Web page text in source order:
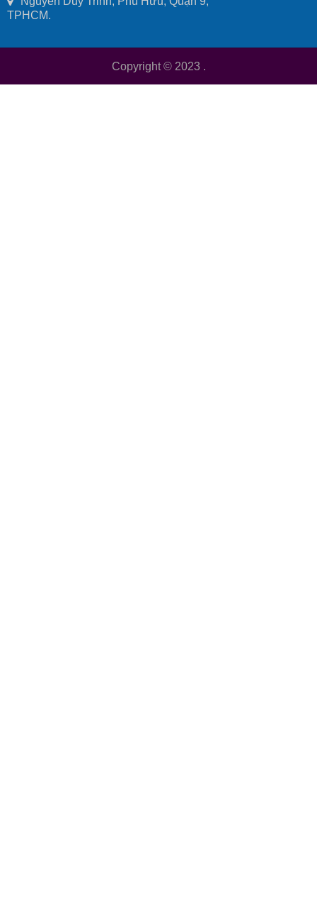
TPHCM.
Copyright © 2023 .